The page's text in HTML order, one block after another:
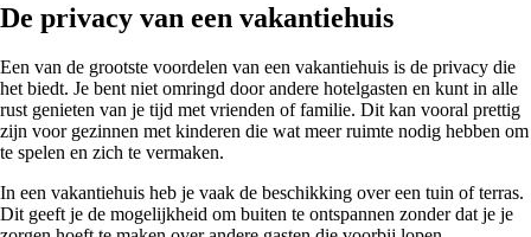
De privacy van een vakantiehuis
Een van de grootste voordelen van een vakantiehuis is de privacy die
het biedt. Je bent niet omringd door andere hotelgasten en kunt in alle
rust genieten van je tijd met vrienden of familie. Dit kan vooral prettig
zijn voor gezinnen met kinderen die wat meer ruimte nodig hebben om
te spelen en zich te vermaken.
In een vakantiehuis heb je vaak de beschikking over een tuin of terras.
Dit geeft je de mogelijkheid om buiten te ontspannen zonder dat je je